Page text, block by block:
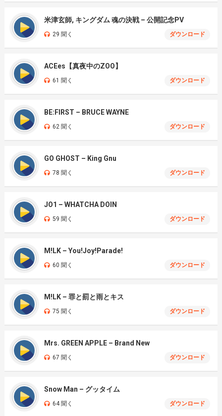
米津玄師, キングダム 魂の決戦 – 公開記念PV
29 聞く ダウンロード
ACEes【真夜中のZOO】
61 聞く ダウンロード
BE:FIRST – BRUCE WAYNE
62 聞く ダウンロード
GO GHOST – King Gnu
78 聞く ダウンロード
JO1 – WHATCHA DOIN
59 聞く ダウンロード
M!LK – You!Joy!Parade!
60 聞く ダウンロード
M!LK – 罪と罰と雨とキス
75 聞く ダウンロード
Mrs. GREEN APPLE – Brand New
67 聞く ダウンロード
Snow Man – グッタイム
64 聞く ダウンロード